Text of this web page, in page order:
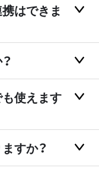
はできま
使えます
すか？